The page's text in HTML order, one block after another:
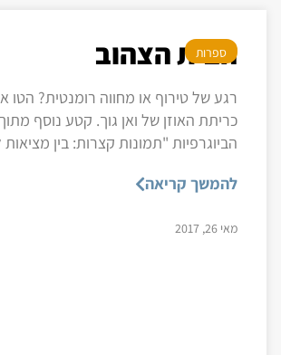
ספרות
הבית הצהוב
רגע של טירוף או מחווה רומנטית? הטו
כריתת האוזן של ואן גוך. קטע נוסף
הביוגרפיות "תמונות קצרות: בין מציאות
להמשך קריאה
מאי 26, 2017